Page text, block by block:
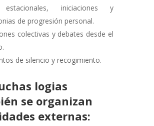
iniciaciones y
de progresión personal.
colectivas y debates desde el
de silencio y recogimiento.
logias
se organizan
externas: